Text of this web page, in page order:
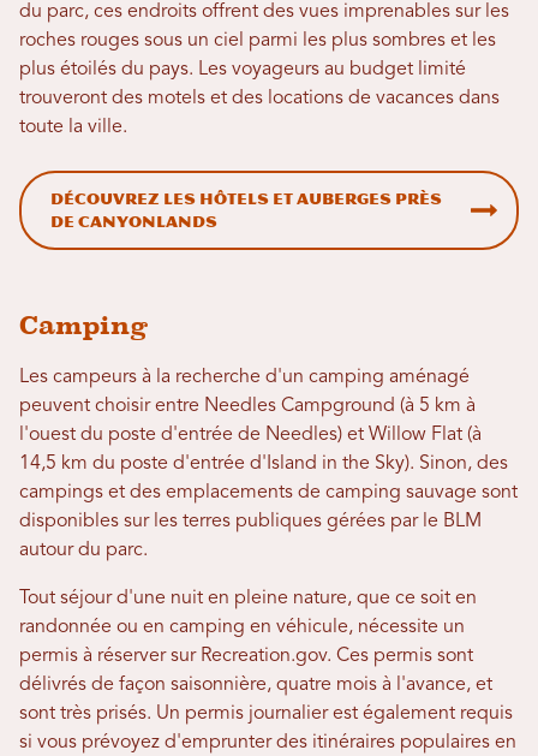
du parc, ces endroits offrent des vues imprenables sur les
roches rouges sous un ciel parmi les plus sombres et les
plus étoilés du pays. Les voyageurs au budget limité
trouveront des motels et des locations de vacances dans
toute la ville.
Découvrez les hôtels et auberges près
de Canyonlands
Camping
Les campeurs à la recherche d'un camping aménagé
peuvent choisir entre Needles Campground (à 5 km à
l'ouest du poste d'entrée de Needles) et Willow Flat (à
14,5 km du poste d'entrée d'Island in the Sky). Sinon, des
campings et des emplacements de camping sauvage sont
disponibles sur les terres publiques gérées par le BLM
autour du parc.
Tout séjour d'une nuit en pleine nature, que ce soit en
randonnée ou en camping en véhicule, nécessite un
permis à réserver sur Recreation.gov. Ces permis sont
délivrés de façon saisonnière, quatre mois à l'avance, et
sont très prisés. Un permis journalier est également requis
si vous prévoyez d'emprunter des itinéraires populaires en